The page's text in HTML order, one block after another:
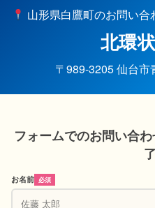
山形県白鷹町のお問い合
北環
〒989-3205 仙台
フォームでのお問い合
お名前 必須